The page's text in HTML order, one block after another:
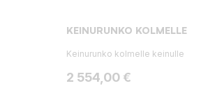
KEINURUNKO KOLMELLE
Keinurunko kolmelle keinulle
Hinta
2 554,00 €